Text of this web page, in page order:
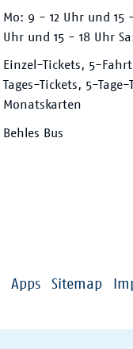
Mo: 9 - 12 Uhr und 15
Uhr und 15 - 18 Uhr
Einzel-Tickets, 5-
Tages-Tickets, 5-Tage-
Monatskarten
Behles Bus
Apps Sitemap